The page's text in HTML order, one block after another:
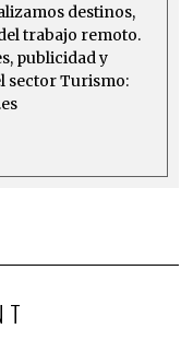
destinos,
trabajo remoto.
publicidad y
sector Turismo: